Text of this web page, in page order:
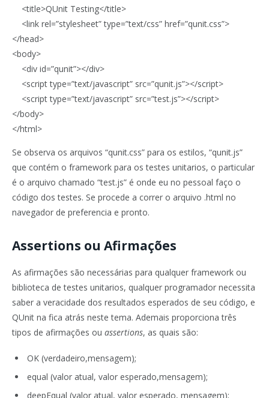
<title>QUnit Testing</title>
<link rel=”stylesheet” type=”text/css” href=”qunit.css”>
</head>
<body>
<div id=”qunit”></div>
<script type=”text/javascript” src=”qunit.js”></script>
<script type=”text/javascript” src=”test.js”></script>
</body>
</html>
Se observa os arquivos “qunit.css” para os estilos, “qunit.js”
que contém o framework para os testes unitarios, o particular
é o arquivo chamado “test.js” é onde eu no pessoal faço o
código dos testes. Se procede a correr o arquivo .html no
navegador de preferencia e pronto.
Assertions ou Afirmações
As afirmações são necessárias para qualquer framework ou
biblioteca de testes unitarios, qualquer programador necessita
saber a veracidade dos resultados esperados de seu código, e
QUnit na fica atrás neste tema. Ademais proporciona três
tipos de afirmações ou assertions, as quais são:
OK (verdadeiro,mensagem);
equal (valor atual, valor esperado,mensagem);
deepEqual (valor atual, valor esperado, mensagem);